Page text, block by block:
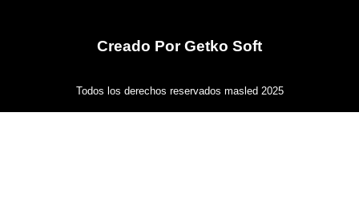
Creado Por Getko Soft
Todos los derechos reservados masled 2025